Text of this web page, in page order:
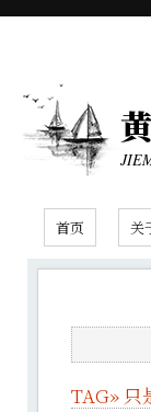
首页 关
TAG» 只